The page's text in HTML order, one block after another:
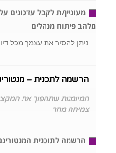
מעוניין/ת לקבל עדכונים
מלהב פיתוח מנהלים
ניתן להסיר את עצמך מכל
הרשמה לתכנית –
המיומנות שתהפוך את
צמיחה מחר
הרשמה לתוכנית